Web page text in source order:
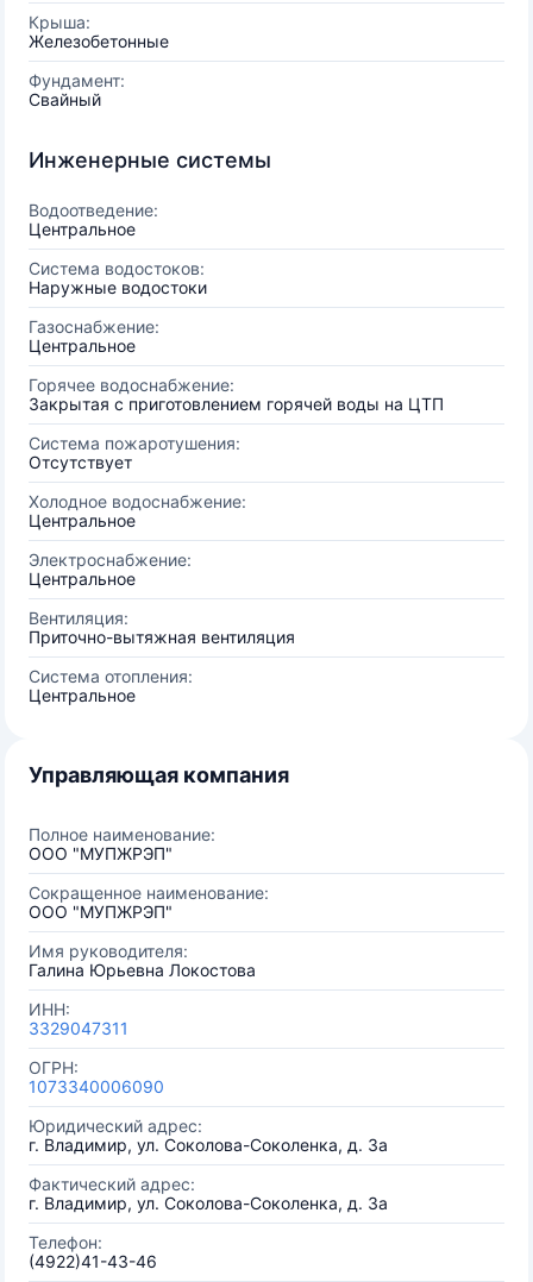
Крыша:
Железобетонные
Фундамент:
Свайный
Инженерные системы
Водоотведение:
Центральное
Система водостоков:
Наружные водостоки
Газоснабжение:
Центральное
Горячее водоснабжение:
Закрытая с приготовлением горячей воды на ЦТП
Система пожаротушения:
Отсутствует
Холодное водоснабжение:
Центральное
Электроснабжение:
Центральное
Вентиляция:
Приточно-вытяжная вентиляция
Система отопления:
Центральное
Управляющая компания
Полное наименование:
ООО "МУПЖРЭП"
Сокращенное наименование:
ООО "МУПЖРЭП"
Имя руководителя:
Галина Юрьевна Локостова
ИНН:
3329047311
ОГРН:
1073340006090
Юридический адрес:
г. Владимир, ул. Соколова-Соколенка, д. 3а
Фактический адрес:
г. Владимир, ул. Соколова-Соколенка, д. 3а
Телефон:
(4922)41-43-46